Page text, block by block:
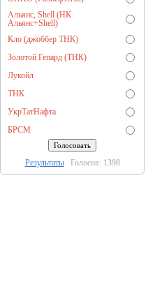
Альянс, Shell (НК
Альянс+Shell)
Кло (джоббер ТНК)
Золотой Гепард (ТНК)
Лукойл
ТНК
УкрТатНафта
БРСМ
РезультатыГолосов: 1398